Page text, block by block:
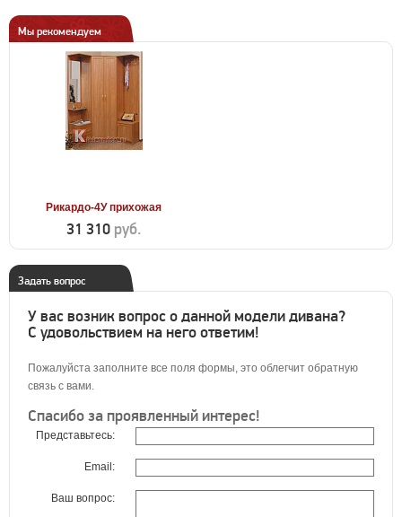
Мы рекомендуем
Рикардо-4У прихожая
31 310 руб.
Задать вопрос
У вас возник вопрос о данной модели дивана?
С удовольствием на него ответим!
Пожалуйста заполните все поля формы, это облегчит обратную
связь с вами.
Спасибо за проявленный интерес!
Представьтесь:
Email:
Ваш вопрос: